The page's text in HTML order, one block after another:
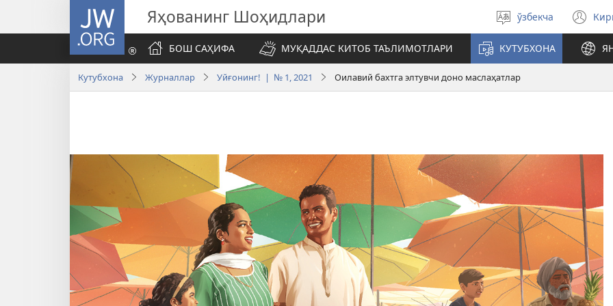
JW.ORG Яҳованинг Шоҳидлари
Тилни
танланг
ўзбекча
БОШ САҲИФА
МУҚАДДАС КИТОБ ТАЪЛИМОТЛАРИ КУТУБХОНА
Кутубхона Журналлар Уйғонинг! | № 1, 2021 Оилавий бахтга элтувчи доно маслаҳатлар